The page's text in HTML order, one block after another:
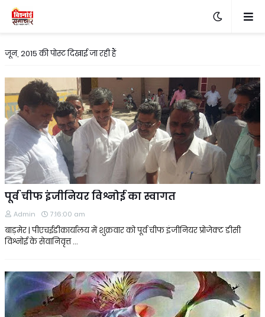
जून, 2015 की पोस्ट दिखाई जा रही हैं
पूर्व चीफ इंजीनियर विश्नोई का स्वागत
Admin 7:16:00 am
बाड़मेर | पीएचईडीकार्यालय में शुक्रवार को पूर्व चीफ इंजीनियर प्रोजेक्ट डीसी
विश्नोई के सेवानिवृत्त …